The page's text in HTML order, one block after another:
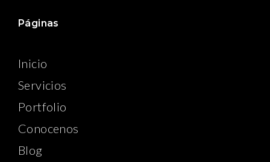
Páginas
Inicio
Servicios
Portfolio
Conocenos
Blog